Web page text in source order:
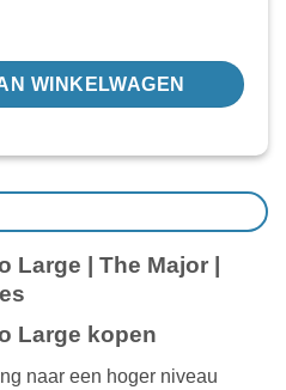
(los) aantal
WINKELWAGEN
| The Major |
Large kopen
naar een hoger niveau